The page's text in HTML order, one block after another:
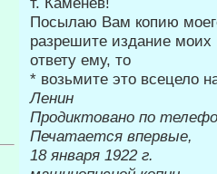
Посылаю Вам копию
раз­решите издание
ответу ему, то
* возьмите это всецело
Ленин
Продиктовано по
Печатается впервые,
18